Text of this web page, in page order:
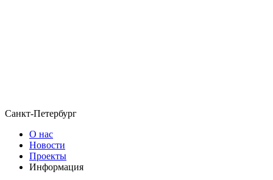
Санкт-Петербург
О нас
Новости
Проекты
Информация